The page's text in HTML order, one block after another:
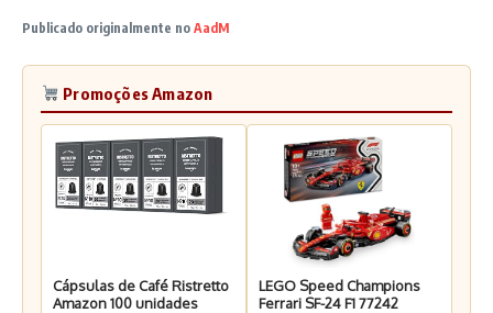
Publicado originalmente no AadM
Promoções Amazon
Cápsulas de Café Ristretto
Amazon 100 unidades
LEGO Speed Champions
Ferrari SF-24 F1 77242